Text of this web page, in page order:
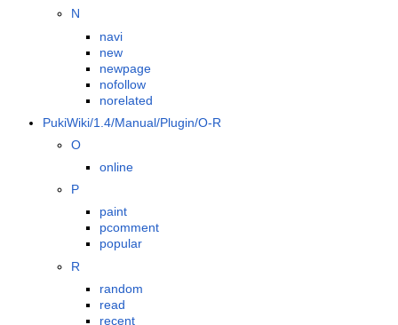
N
navi
new
newpage
nofollow
norelated
PukiWiki/1.4/Manual/Plugin/O-R
O
online
P
paint
pcomment
popular
R
random
read
recent